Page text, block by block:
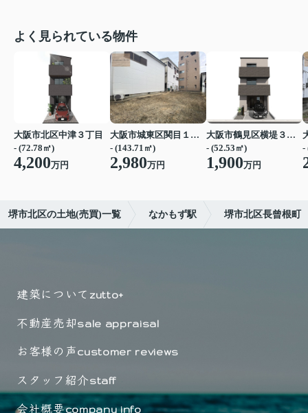
よく見られている物件
大阪市北区中津３丁目
- (72.78㎡)
4,200万円
大阪市城東区関目１丁目
- (143.71㎡)
2,980万円
大阪市鶴見区横堤３丁目
- (52.53㎡)
1,900万円
-
堺市北区の土地(売買)一覧 なかもず駅 堺市北区長曾根町
建築について zutto+
不動産売却sale appraisal
お客様の声customer reviews
スタッフ紹介staff
会社概要company info